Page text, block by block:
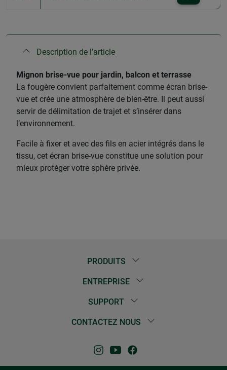
Description de l'article
Mignon brise-vue pour jardin, balcon et terrasse
La fougère convient parfaitement comme écran brise-
vue et crée une atmosphère de bien-être. Il peut aussi
servir de délimitation de trajet et s’insérer dans
l’environnement.
Facile à fixer et avec des fils en acier intégrés dans le
tissu, cet écran brise-vue constitue une solution pour
mieux protéger votre sphère privée.
PRODUITS
ENTREPRISE
SUPPORT
CONTACTEZ NOUS